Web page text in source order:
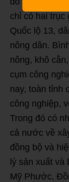
chỉ có hai trục
Quốc lộ 13,
nông dân.
nông, khô
cụm công
nay, toàn tỉnh
công nghiệp,
Trong đó có
cả nước về
đồng bộ và
lý sản xuất
Mỹ Phước,